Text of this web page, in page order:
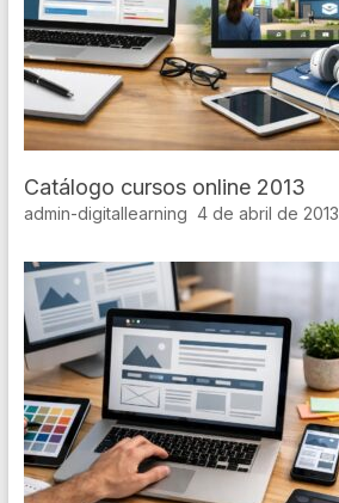
Catálogo cursos online 2013
admin-digitallearning 4 de abril de 2013